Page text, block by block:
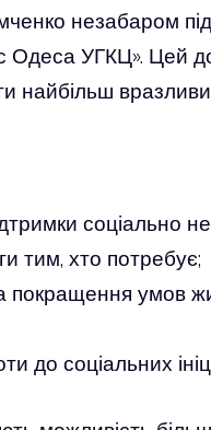
незабаром
Одеса УГКЦ». Цей
найбільш
соціально
тим, хто потребує;
покращення умов
до соціальних